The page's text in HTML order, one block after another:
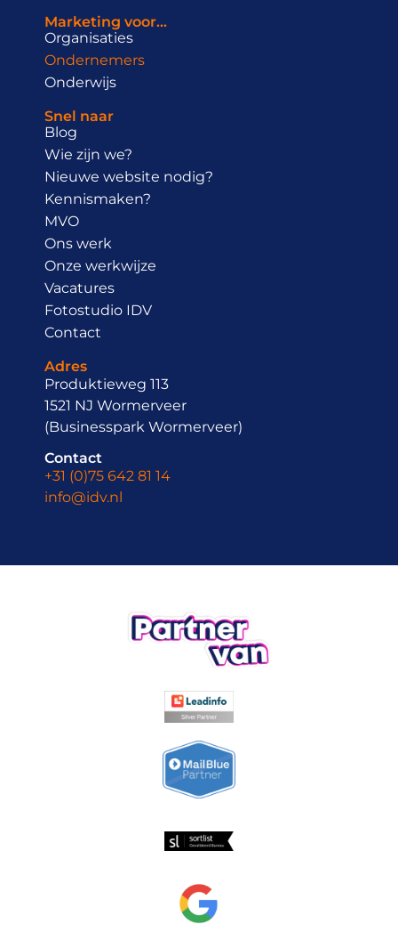
Marketing voor...
Organisaties
Ondernemers
Onderwijs
Snel naar
Blog
Wie zijn we?
Nieuwe website nodig?
Kennismaken?
MVO
Ons werk
Onze werkwijze
Vacatures
Fotostudio IDV
Contact
Adres
Produktieweg 113
1521 NJ Wormerveer
(Businesspark Wormerveer)
Contact
+31 (0)75 642 81 14
info@idv.nl